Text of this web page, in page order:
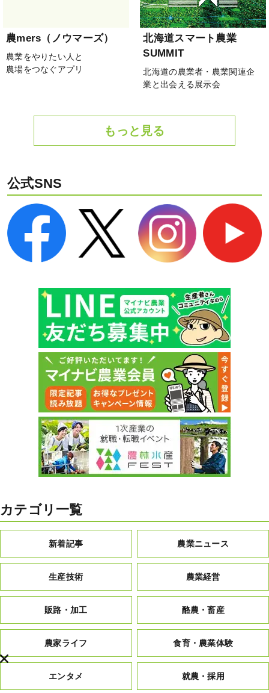
農mers（ノウマーズ）
農業をやりたい人と
農場をつなぐアプリ
北海道スマート農業
SUMMIT
北海道の農業者・農業関連企
業と出会える展示会
もっと見る
公式SNS
カテゴリ一覧
新着記事 農業ニュース
生産技術 農業経営
販路・加工 酪農・畜産
農家ライフ 食育・農業体験
エンタメ 就農・採用